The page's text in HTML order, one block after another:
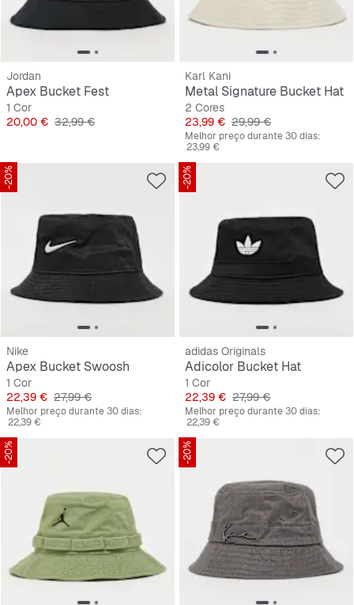
Jordan
Apex Bucket Fest
1 Cor
Preço
20,00 € Preço original
32,99 €
Karl Kani
Metal Signature Bucket Hat
2 Cores
Preço
23,99 € Preço original
29,99 €
Melhor preço durante 30 dias:
23,99 €
-20%
Nike
Apex Bucket Swoosh
1 Cor
Preço
22,39 € Preço original
27,99 €
Melhor preço durante 30 dias:
22,39 €
-20%
adidas Originals
Adicolor Bucket Hat
1 Cor
Preço
22,39 € Preço original
27,99 €
Melhor preço durante 30 dias:
22,39 €
-20% -20%